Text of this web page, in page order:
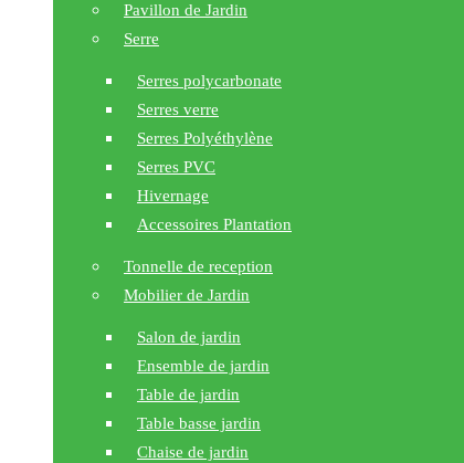
Pavillon de Jardin
Serre
Serres polycarbonate
Serres verre
Serres Polyéthylène
Serres PVC
Hivernage
Accessoires Plantation
Tonnelle de reception
Mobilier de Jardin
Salon de jardin
Ensemble de jardin
Table de jardin
Table basse jardin
Chaise de jardin